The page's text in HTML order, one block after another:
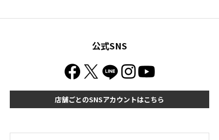
公式SNS
店舗ごとのSNSアカウントはこちら